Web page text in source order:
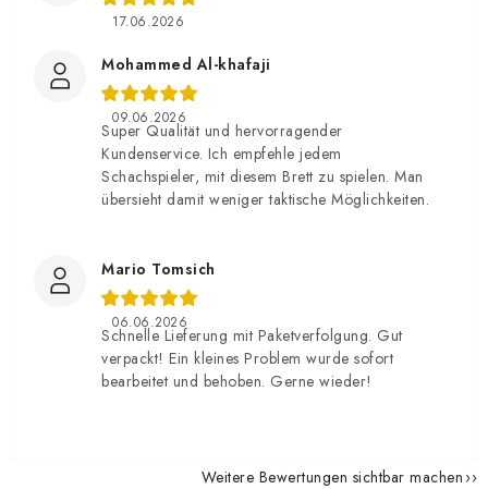
17.06.2026
Mohammed Al-khafaji
09.06.2026
Super Qualität und hervorragender
Kundenservice. Ich empfehle jedem
Schachspieler, mit diesem Brett zu spielen. Man
übersieht damit weniger taktische Möglichkeiten.
Mario Tomsich
06.06.2026
Schnelle Lieferung mit Paketverfolgung. Gut
verpackt! Ein kleines Problem wurde sofort
bearbeitet und behoben. Gerne wieder!
Weitere Bewertungen sichtbar machen